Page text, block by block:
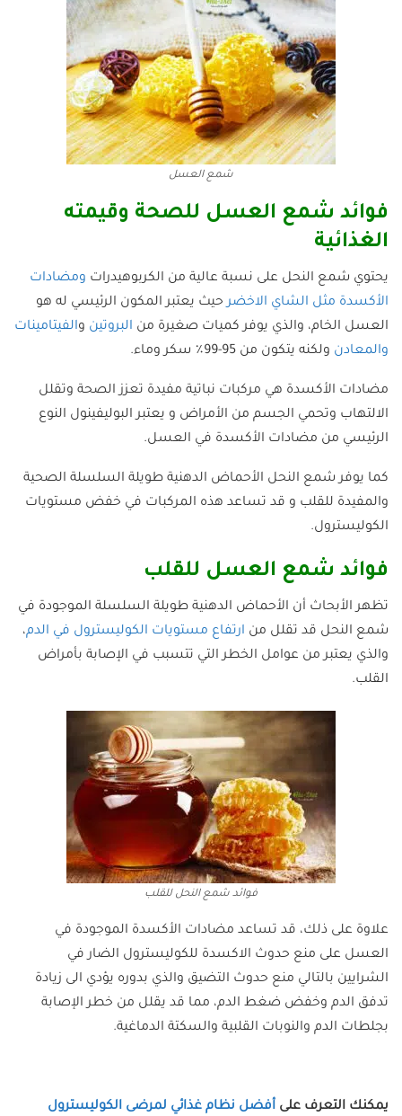
شمع العسل
فوائد شمع العسل للصحة وقيمته
الغذائية
يحتوي شمع النحل على نسبة عالية من الكربوهيدرات ومضادات
الأكسدة مثل الشاي الاخضرحيث يعتبر المكون الرئيسي له هو
العسل الخام، والذي يوفر كميات صغيرة من البروتين والفيتامينات
والمعادن ولكنه يتكون من 95-99٪ سكر وماء.
مضادات الأكسدة هي مركبات نباتية مفيدة تعزز الصحة وتقلل
الالتهاب وتحمي الجسم من الأمراض و يعتبر البوليفينول النوع
الرئيسي من مضادات الأكسدة في العسل.
كما يوفر شمع النحل الأحماض الدهنية طويلة السلسلة الصحية
والمفيدة للقلب و قد تساعد هذه المركبات في خفض مستويات
الكوليسترول.
فوائد شمع العسل للقلب
تظهر الأبحاث أن الأحماض الدهنية طويلة السلسلة الموجودة في
شمع النحل قد تقلل من ارتفاع مستويات الكوليسترول في الدم،
والذي يعتبر من عوامل الخطر التي تتسبب في الإصابة بأمراض
القلب.
فوائد شمع النحل للقلب
علاوة على ذلك، قد تساعد مضادات الأكسدة الموجودة في
العسل على منع حدوث الاكسدة للكوليسترول الضار في
الشرايين بالتالي منع حدوث التضيق والذي بدوره يؤدي الى زيادة
تدفق الدم وخفض ضغط الدم، مما قد يقلل من خطر الإصابة
بجلطات الدم والنوبات القلبية والسكتة الدماغية.
يمكنك التعرف على أفضل نظام غذائي لمرضى الكوليسترول